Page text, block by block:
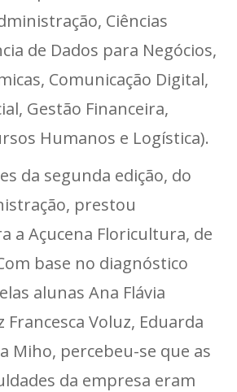
Ciências
de Dados para Negócios,
Comunicação Digital,
Gestão Financeira,
Humanos e Logística).
da segunda edição, do
prestou
a Açucena Floricultura, de
base no diagnóstico
alunas Ana Flávia
Francesca Voluz, Eduarda
Miho, percebeu-se que as
da empresa eram